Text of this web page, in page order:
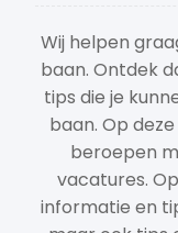
Wij helpen
baan. Ontdek
tips die je
baan. Op
beroepen
vacatures.
informatie en